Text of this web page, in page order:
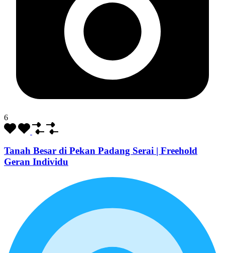
6
Tanah Besar di Pekan Padang Serai | Freehold
Geran Individu